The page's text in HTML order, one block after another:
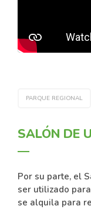
PARQUE REGIONAL
SALÓN DE
Por su parte, el
ser utilizado
se alquila para